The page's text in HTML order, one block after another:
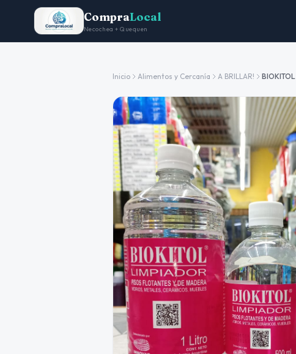
CompraLocal
Necochea + Quequen
Inicio Alimentos y Cercanía A BRILLAR! BIOKITOL